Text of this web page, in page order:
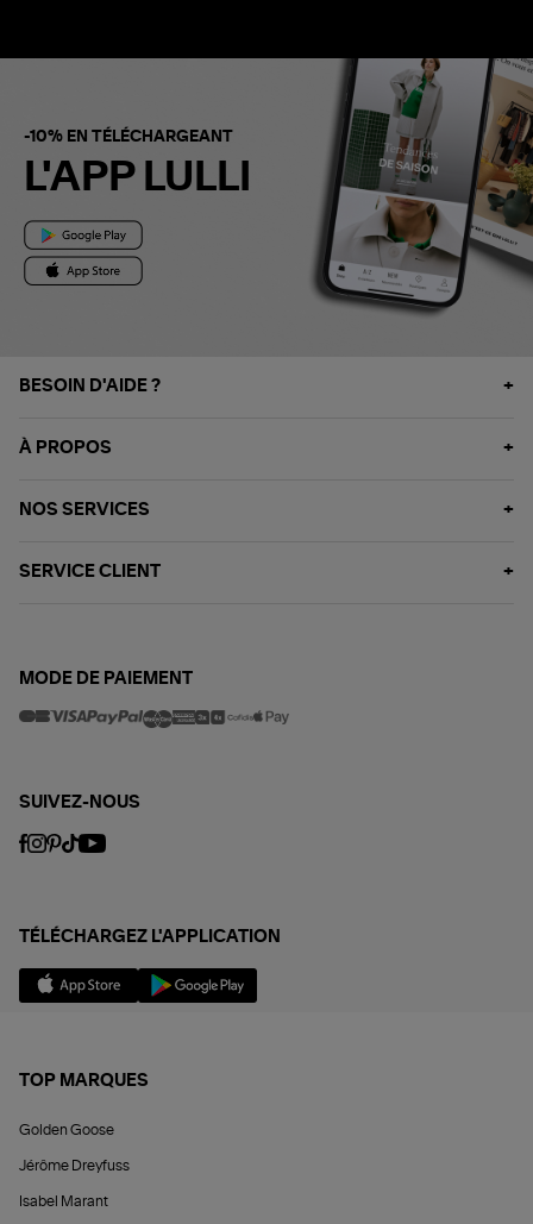
-10% EN TÉLÉCHARGEANT
L'APP LULLI
BESOIN D'AIDE ?
À PROPOS
NOS SERVICES
SERVICE CLIENT
MODE DE PAIEMENT
SUIVEZ-NOUS
TÉLÉCHARGEZ L'APPLICATION
TOP MARQUES
Golden Goose
Jérôme Dreyfuss
Isabel Marant